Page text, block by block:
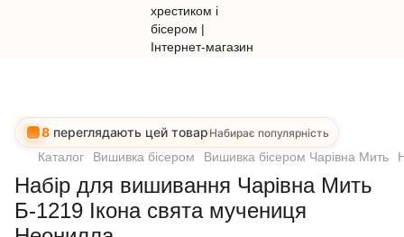
8 переглядають цей товар Набирає популярність
Каталог Вишивка бісером Вишивка бісером Чарівна Мить
Набір для вишивання Чарівна Мить
Б-1219 Ікона свята мучениця